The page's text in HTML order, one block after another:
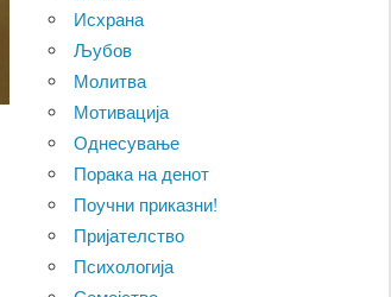
Исхрана
Љубов
Молитва
Мотивација
Однесување
Порака на денот
Поучни приказни!
Пријателство
Психологија